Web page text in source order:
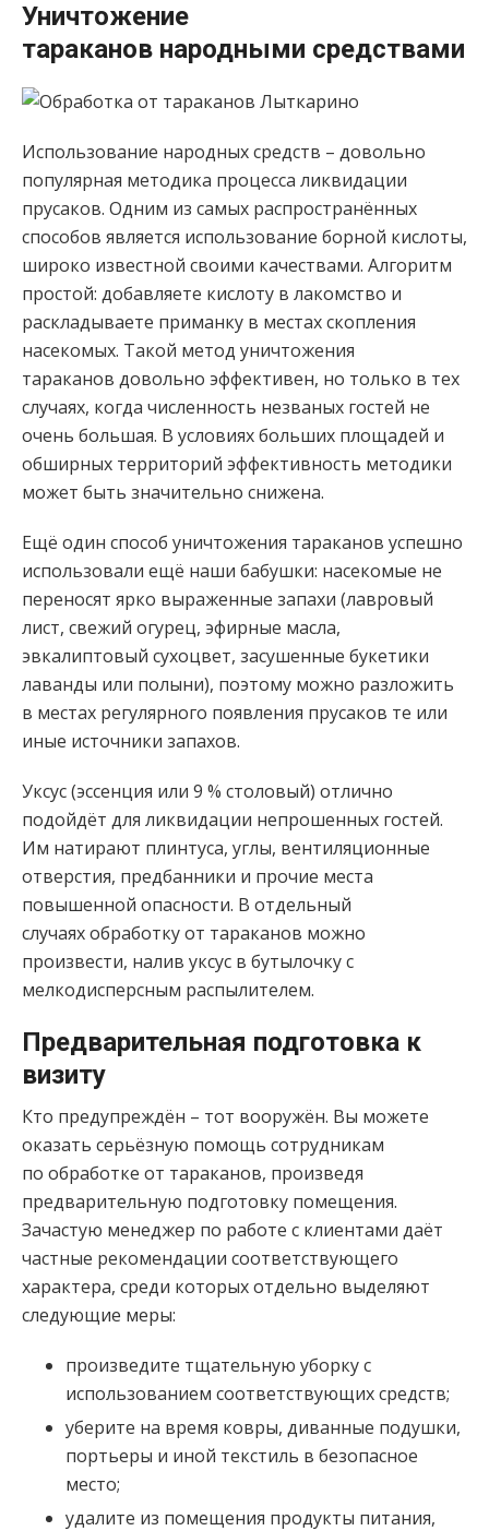
Уничтожение
тараканов народными средствами
Использование народных средств – довольно
популярная методика процесса ликвидации
прусаков. Одним из самых распространённых
способов является использование борной кислоты,
широко известной своими качествами. Алгоритм
простой: добавляете кислоту в лакомство и
раскладываете приманку в местах скопления
насекомых. Такой метод уничтожения
тараканов довольно эффективен, но только в тех
случаях, когда численность незваных гостей не
очень большая. В условиях больших площадей и
обширных территорий эффективность методики
может быть значительно снижена.
Ещё один способ уничтожения тараканов успешно
использовали ещё наши бабушки: насекомые не
переносят ярко выраженные запахи (лавровый
лист, свежий огурец, эфирные масла,
эвкалиптовый сухоцвет, засушенные букетики
лаванды или полыни), поэтому можно разложить
в местах регулярного появления прусаков те или
иные источники запахов.
Уксус (эссенция или 9 % столовый) отлично
подойдёт для ликвидации непрошенных гостей.
Им натирают плинтуса, углы, вентиляционные
отверстия, предбанники и прочие места
повышенной опасности. В отдельный
случаях обработку от тараканов можно
произвести, налив уксус в бутылочку с
мелкодисперсным распылителем.
Предварительная подготовка к
визиту
Кто предупреждён – тот вооружён. Вы можете
оказать серьёзную помощь сотрудникам
по обработке от тараканов, произведя
предварительную подготовку помещения.
Зачастую менеджер по работе с клиентами даёт
частные рекомендации соответствующего
характера, среди которых отдельно выделяют
следующие меры:
произведите тщательную уборку с
использованием соответствующих средств;
уберите на время ковры, диванные подушки,
портьеры и иной текстиль в безопасное
место;
удалите из помещения продукты питания,